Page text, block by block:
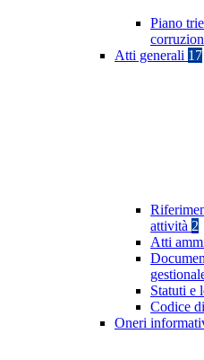
Piano
Atti generali 17
attività 2
Atti
Statuti e
Codice
Oneri